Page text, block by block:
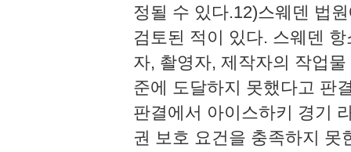
정될 수 있다.12)스웨덴 법
검토된 적이 있다. 스웨덴
자, 촬영자, 제작자의 작업
준에 도달하지 못했다고 판
판결에서 아이스하키 경기
권 보호 요건을 충족하지 못